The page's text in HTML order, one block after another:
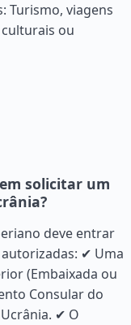
Turismo, viagens
ou
solicitar um
deve entrar
✔ Uma
(Embaixada ou
Consular do
✔ O